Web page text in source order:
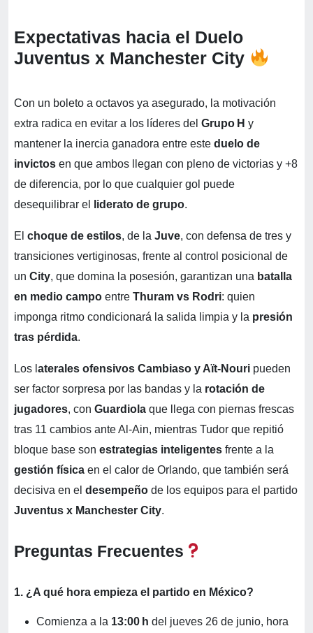
Expectativas hacia el Duelo
Juventus x Manchester City
Con un boleto a octavos ya asegurado, la motivación
extra radica en evitar a los líderes del Grupo H y
mantener la inercia ganadora entre este duelo de
invictos en que ambos llegan con pleno de victorias y +8
de diferencia, por lo que cualquier gol puede
desequilibrar el
liderato de grupo.
El choque de estilos, de la Juve, con defensa de tres y
transiciones vertiginosas, frente al control posicional de
un City, que domina la posesión, garantizan una batalla
en medio campo entre Thuram vs Rodri: quien
imponga ritmo condicionará la salida limpia y la presión
tras pérdida.
Los l aterales ofensivos Cambiaso y Aït‑Nouri pueden
ser factor sorpresa por las bandas y la rotación de
jugadores, con Guardiola que llega con piernas frescas
tras 11 cambios ante Al‑Ain, mientras Tudor que repitió
bloque base son estrategias inteligentes frente a la
gestión física en el calor de Orlando, que también será
decisiva en el desempeño de los equipos para el partido
Juventus x Manchester City.
Preguntas Frecuentes
1. ¿A qué hora empieza el partido en México?
Comienza a la 13:00 h del jueves 26 de junio, hora